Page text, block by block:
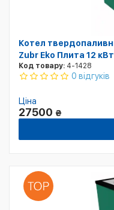
Котел
Zubr Eko Плита 12 кВт
Код товару: 4-1428
0 відгуків
Ціна
27500 ₴